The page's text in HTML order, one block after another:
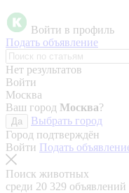
Войти в профиль
Подать объявление
Нет результатов
Войти
Москва
Ваш город Москва?
Да
Выбрать город
Город подтверждён
Войти Подать
Поиск животных
среди 20 329 объявлений